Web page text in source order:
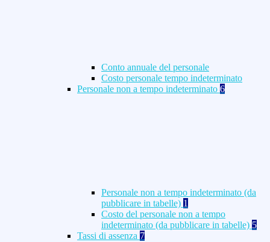
Conto annuale del personale
Costo personale tempo indeterminato
Personale non a tempo indeterminato 6
Personale non a tempo indeterminato (da
pubblicare in tabelle) 1
Costo del personale non a tempo
indeterminato (da pubblicare in tabelle) 5
Tassi di assenza 7